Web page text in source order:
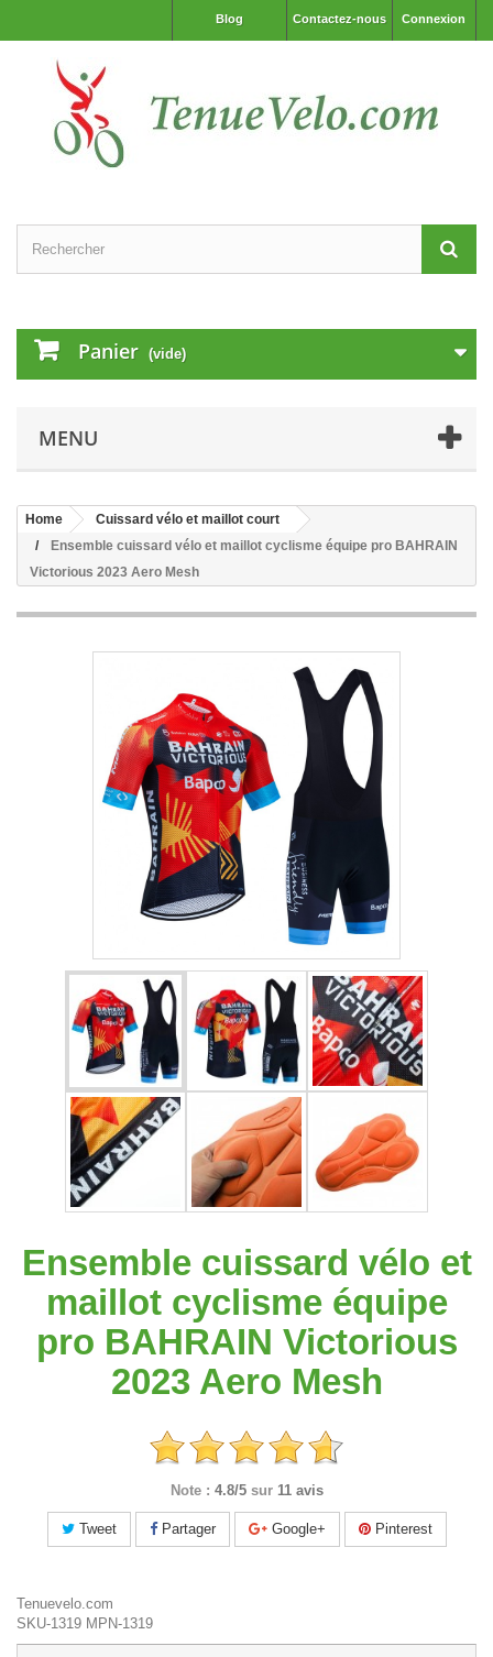
Connexion
Contactez-nous
Blog
Panier (vide)
MENU
Home
Cuissard vélo et maillot court
Ensemble cuissard vélo et maillot cyclisme équipe pro BAHRAIN
Victorious 2023 Aero Mesh
Ensemble cuissard vélo et
maillot cyclisme équipe
pro BAHRAIN Victorious
2023 Aero Mesh
Note : 4.8/5 sur 11 avis
Tweet Partager Google+ Pinterest
Tenuevelo.com
SKU-1319 MPN-1319